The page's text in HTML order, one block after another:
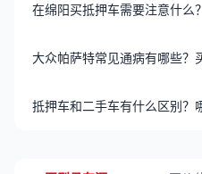
在绵阳买抵押车需要注意什么？
大众帕萨特常见通病有哪些？
抵押车和二手车有什么区别？